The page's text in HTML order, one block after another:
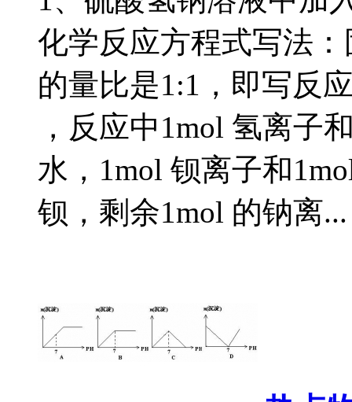
化学反应方程式写法
的量比是1:1，即写反
，反应中1mol 氢离子
水，1mol 钡离子和
钡，剩余1mol 的钠离...